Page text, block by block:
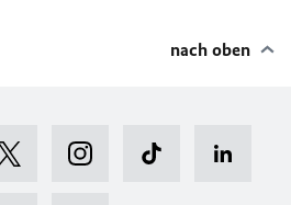
nach oben